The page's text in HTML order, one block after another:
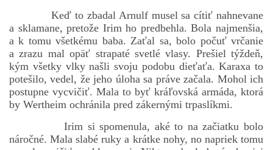
Keď to zbadal Arnulf musel sa cítiť nahnevane
a sklamane, pretože Irim ho predbehla. Bola najmenšia,
a k tomu všetkému baba. Zaťal sa, bolo počuť vrčanie
a zrazu mal opäť strapaté svetlé vlasy. Prešiel týždeň,
kým všetky vlky našli svoju podobu dieťaťa. Karaxa to
potešilo, vedel, že jeho úloha sa práve začala. Mohol ich
postupne vycvičiť. Mala to byť kráľovská armáda, ktorá
by Wertheim ochránila pred zákernými trpaslíkmi.
Irim si spomenula, aké to na začiatku bolo
náročné. Mala slabé ruky a krátke nohy, no napriek tomu